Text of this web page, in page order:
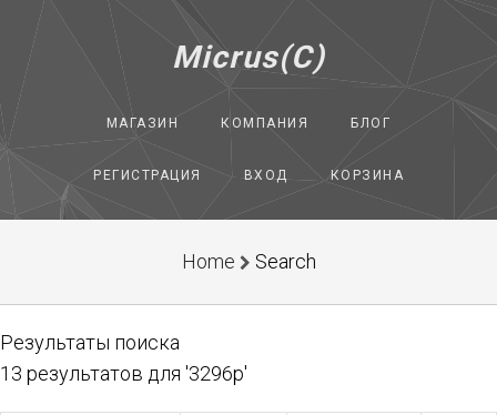
Micrus(C)
МАГАЗИН КОМПАНИЯ БЛОГ
РЕГИСТРАЦИЯ ВХОД КОРЗИНА
Home Search
Результаты поиска
13 результатов для '3296p'